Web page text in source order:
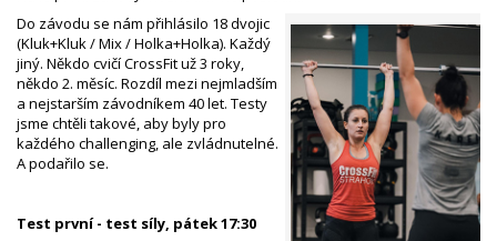
Do závodu se nám přihlásilo 18 dvojic
(Kluk+Kluk / Mix / Holka+Holka). Každý
jiný. Někdo cvičí CrossFit už 3 roky,
někdo 2. měsíc. Rozdíl mezi nejmladším
a nejstarším závodníkem 40 let. Testy
jsme chtěli takové, aby byly pro
každého challenging, ale zvládnutelné.
A podařilo se.
Test první - test síly, pátek 17:30